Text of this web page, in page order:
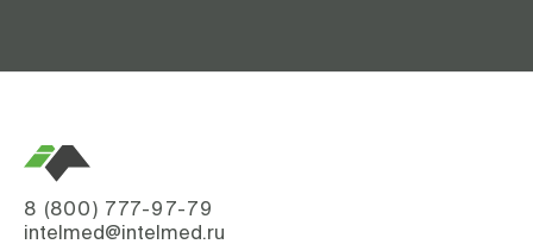
8 (800) 777-97-79
intelmed@intelmed.ru